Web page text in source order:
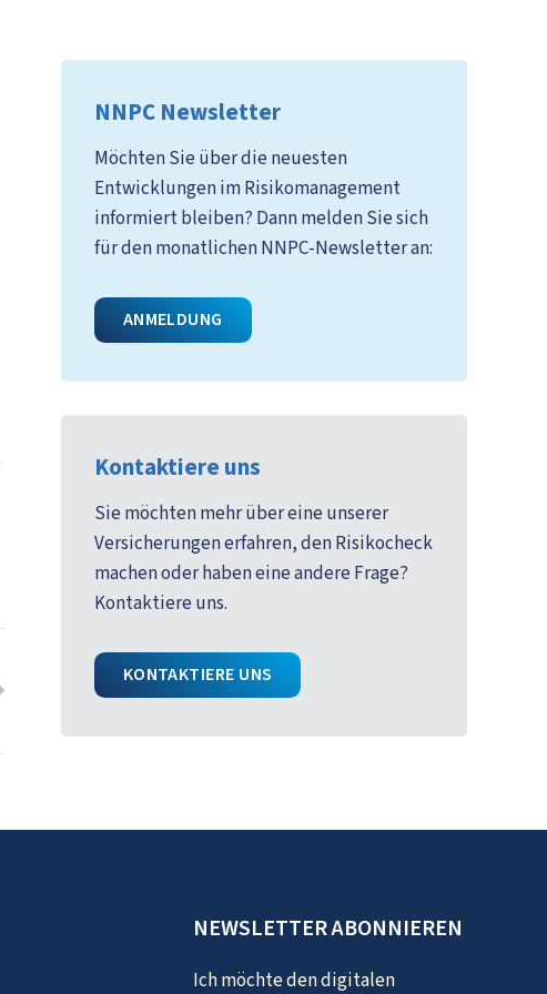
NNPC Newsletter
Möchten Sie über die neuesten
Entwicklungen im Risikomanagement
informiert bleiben? Dann melden Sie sich
für den monatlichen NNPC-Newsletter an:
ANMELDUNG
Kontaktiere uns
Sie möchten mehr über eine unserer
Versicherungen erfahren, den Risikocheck
machen oder haben eine andere Frage?
Kontaktiere uns.
KONTAKTIERE UNS
NEWSLETTER ABONNIEREN
Ich möchte den digitalen